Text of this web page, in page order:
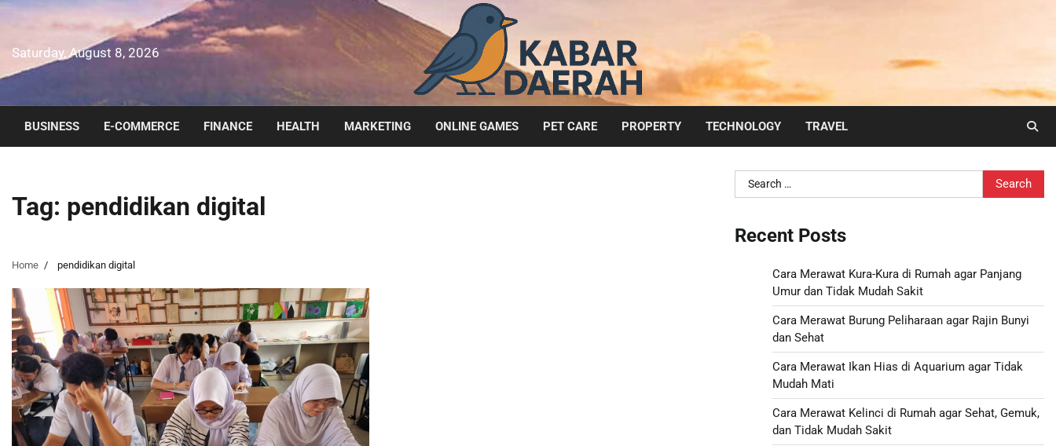
Skip
content
Saturday, August 8, 2026
BUSINESS E-COMMERCE FINANCE HEALTH MARKETING ONLINE GAMES PET CARE PROPERTY TECHNOLOGY TRAVEL
Tag: pendidikan digital
Home pendidikan digital
Search
for:
Recent Posts
Cara Merawat Kura-Kura di Rumah agar Panjang
Umur dan Tidak Mudah Sakit
Cara Merawat Burung Peliharaan agar Rajin Bunyi
dan Sehat
Cara Merawat Ikan Hias di Aquarium agar Tidak
Mudah Mati
Cara Merawat Kelinci di Rumah agar Sehat, Gemuk,
dan Tidak Mudah Sakit